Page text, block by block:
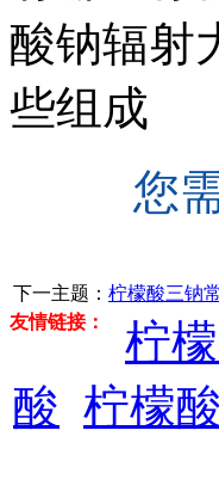
酸钠辐射
些组成
您
下一主题： 柠檬酸三钠
友情链接：
柠
酸 柠檬